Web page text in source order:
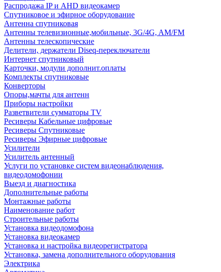
Распродажа IP и AHD видеокамер
Спутниковое и эфирное оборудование
Антенна спутниковая
Антенны телевизионные,мобильные, 3G/4G, AM/FM
Антенны телескопические
Делители, держатели Diseq-переключатели
Интернет спутниковый
Карточки, модули дополнит.оплаты
Комплекты спутниковые
Конверторы
Опоры,мачты для антенн
Приборы настройки
Разветвители сумматоры TV
Ресиверы Кабельные цифровые
Ресиверы Спутниковые
Ресиверы Эфирные цифровые
Усилители
Усилитель антенный
Услуги по установке систем видеонаблюдения,
видеодомофонии
Выезд и диагностика
Дополнительные работы
Монтажные работы
Наименование работ
Строительные работы
Установка видеодомофона
Установка видеокамер
Установка и настройка видеорегистратора
Установка, замена дополнительного оборудования
Электрика